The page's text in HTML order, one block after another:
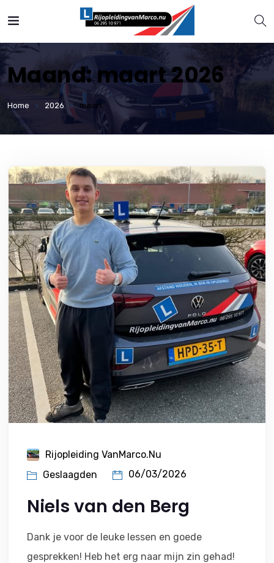
Maand:maart 2026
Home 2026 maart
Rijopleiding VanMarco.nu
Geslaagden
06/03/2026
Niels van den Berg
Dank je voor de leuke lessen en goede
gesprekken! Heb het erg naar mijn zin gehad!